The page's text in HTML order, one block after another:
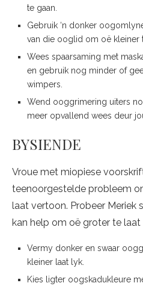
te gaan.
Gebruik ‘n donker
van die ooglid om oë kleiner
Wees spaarsaming met
en gebruik nog minder of
wimpers.
Wend ooggrimering uiters
meer opvallend wees deur
BYSIENDE
Vroue met miopiese
teenoorgestelde probleem
laat vertoon. Probeer Meriek
kan help om oë groter te laat
Vermy donker en swaar
kleiner laat lyk.
Kies ligter oogskadukleure